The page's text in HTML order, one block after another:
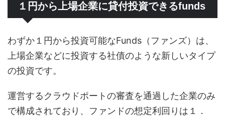
１円から上場企業に貸付投資できるfunds
わずか１円から投資可能なFunds（ファンズ）は、
上場企業などに投資する社債のような新しいタイプ
の投資です。
運営するクラウドポートの審査を通過した企業のみ
で構成されており、ファンドの想定利回りは１．